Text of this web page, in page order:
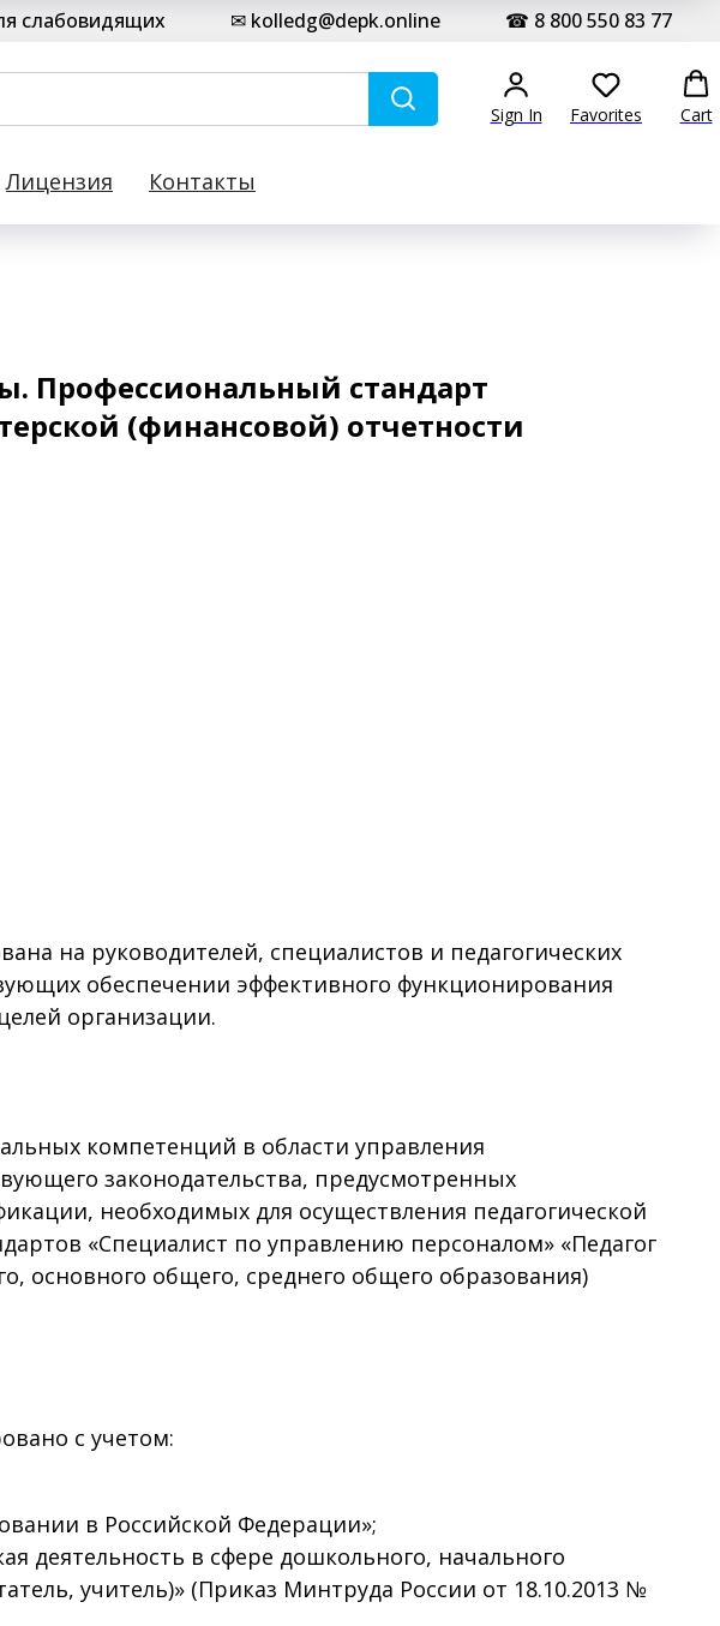
слабовидящих ✉ kolledg@depk.online ☎ 8 800 550 83 77
Sign In Favorites Cart
Лицензия Контакты
Профессиональный стандарт
(финансовой) отчетности
на руководителей, специалистов и педагогических
обеспечении эффективного функционирования
организации.
компетенций в области управления
законодательства, предусмотренных
необходимых для осуществления педагогической
«Специалист по управлению персоналом» «Педагог
основного общего, среднего общего образования)
с учетом:
в Российской Федерации»;
деятельность в сфере дошкольного, начального
учитель)» (Приказ Минтруда России от 18.10.2013 №